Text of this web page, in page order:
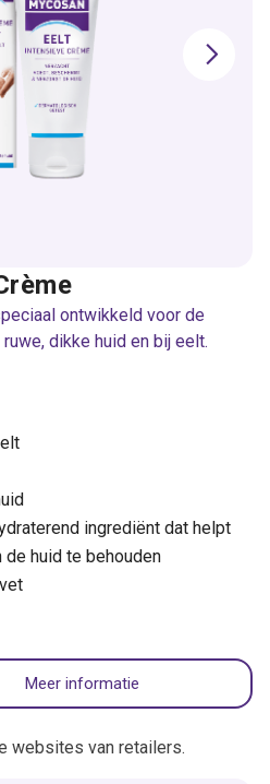
ontwikkeld voor de
dikke huid en bij eelt.
ingrediënt dat helpt
huid te behouden
Meer informatie
websites van retailers.